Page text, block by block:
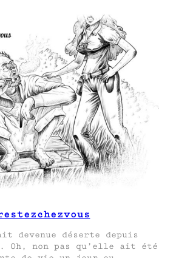
devenue déserte depuis
Oh, non pas qu’elle ait été